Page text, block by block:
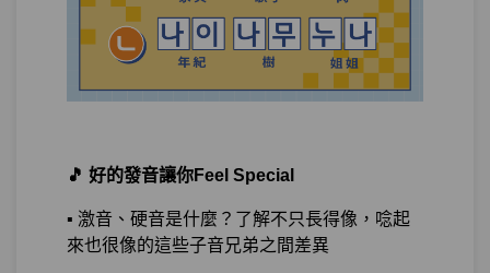
韓文基本功整理
否定：不是、不做、 還是做不到？
單元2 我不吃肉，我吃素
測驗1 隨堂小考5
🎵 好的發音讓你Feel Special
▪️ 激音、硬音是什麼？了解不只長得像，唸起
來也很像的這些子音兄弟之間差異